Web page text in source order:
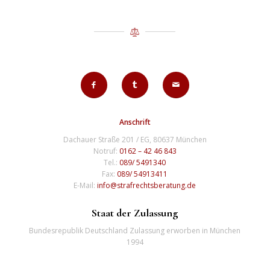
Anschrift
Dachauer Straße 201 / EG, 80637 München
Notruf: 0162 – 42 46 843
Tel.: 089/ 5491340
Fax: 089/ 54913411
E-Mail:info@strafrechtsberatung.de
Staat der Zulassung
Bundesrepublik Deutschland Zulassung erworben in München
1994